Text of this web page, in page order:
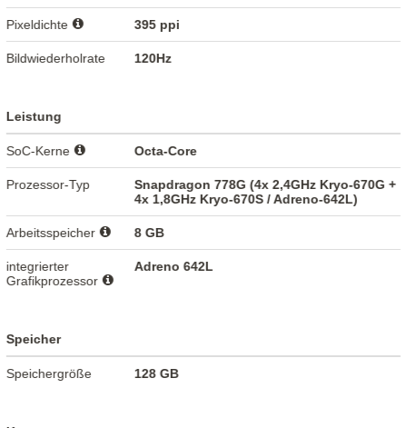
Pixeldichte 395 ppi
Bildwiederholrate 120Hz
Leistung
SoC-Kerne Octa-Core
Prozessor-Typ
Snapdragon 778G (4x 2,4GHz Kryo-670G +
4x 1,8GHz Kryo-670S / Adreno-642L)
Arbeitsspeicher 8 GB
integrierter
Grafikprozessor
Adreno 642L
Speicher
Speichergröße 128 GB